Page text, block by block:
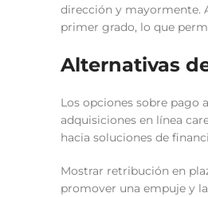
dirección y mayormente.
primer grado, lo que
Alternativas
Los opciones sobre pago
adquisiciones en línea
hacia soluciones de
Mostrar retribución en
promover una empuje y